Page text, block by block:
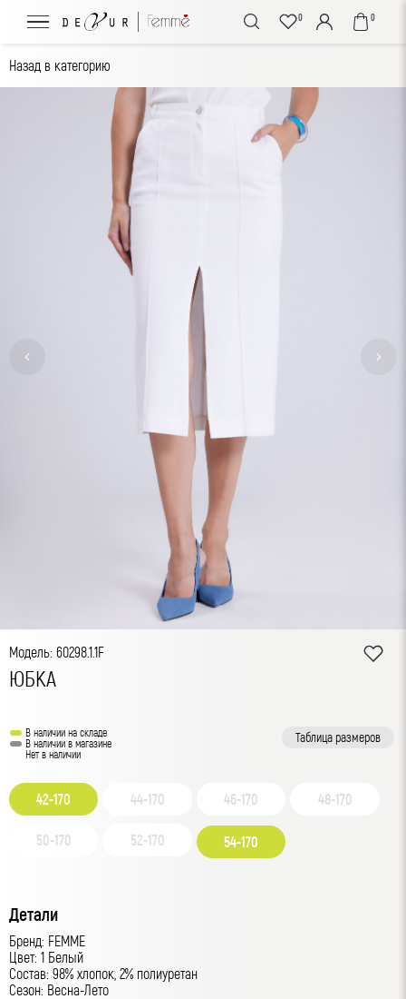
0 0
Назад в категорию
Модель: 60298.1.1F
ЮБКА
В наличии на складе
В наличии в магазине
Нет в наличии
Таблица размеров
42-170 44-170 46-170 48-170
50-170 52-170 54-170
Детали
Бренд: FEMME
Цвет: 1 Белый
Состав: 98% хлопок, 2% полиуретан
Сезон: Весна-Лето